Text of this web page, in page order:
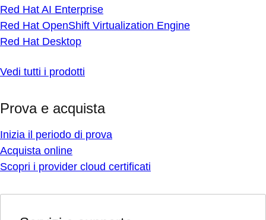
Red Hat AI Enterprise
Red Hat OpenShift Virtualization Engine
Red Hat Desktop
Vedi tutti i prodotti
Prova e acquista
Inizia il periodo di prova
Acquista online
Scopri i provider cloud certificati